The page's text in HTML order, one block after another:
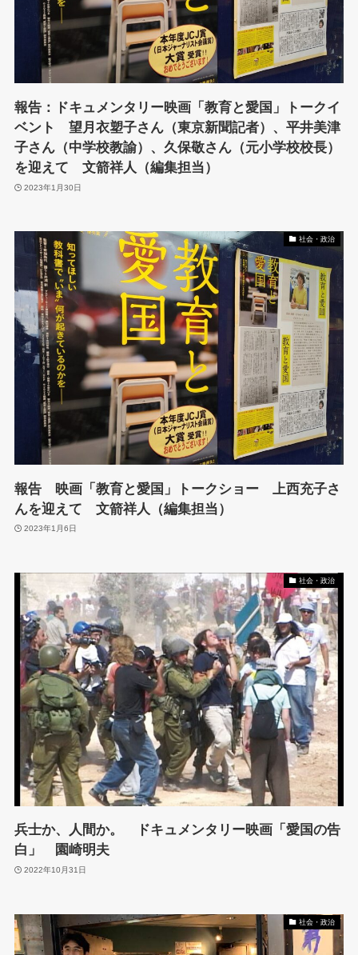
報告：ドキュメンタリー映画「教育と愛国」トークイ
ベント 望月衣塑子さん（東京新聞記者）、平井美津
子さん（中学校教諭）、久保敬さん（元小学校校長）
を迎えて 文箭祥人（編集担当）
2023年1月30日
社会・政治
報告 映画「教育と愛国」トークショー 上西充子さ
んを迎えて 文箭祥人（編集担当）
2023年1月6日
社会・政治
兵士か、人間か。 ドキュメンタリー映画「愛国の告
白」 園崎明夫
2022年10月31日
社会・政治